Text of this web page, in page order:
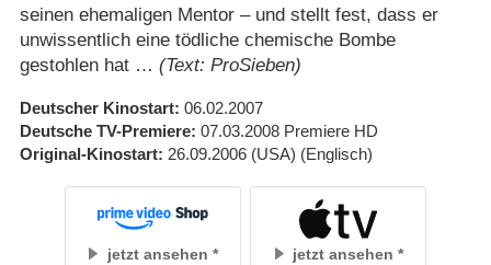
seinen ehemaligen Mentor – und stellt fest, dass er
unwissentlich eine tödliche chemische Bombe
gestohlen hat … (Text: ProSieben)
Deutscher Kinostart 06.02.2007
Deutsche TV-Premiere 07.03.2008 Premiere HD
Original-Kinostart 26.09.2006 (USA) (Englisch)
jetzt ansehen jetzt ansehen